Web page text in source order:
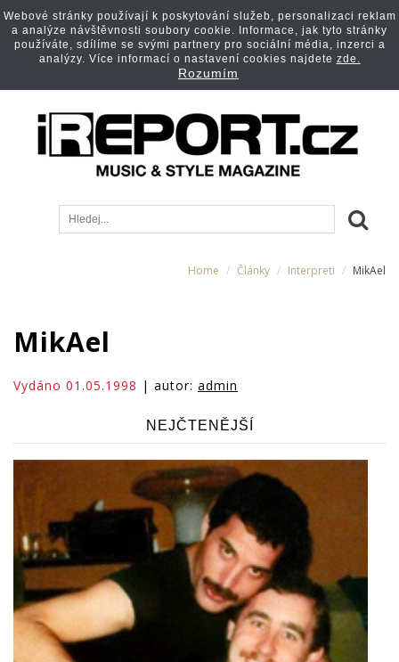
Home Články Interpreti MikAel
MikAel
Vydáno 01.05.1998 | autor: admin
NEJČTENĚJŠÍ
Webové stránky používají k poskytování služeb, personalizaci reklam
a analýze návštěvnosti soubory cookie. Informace, jak tyto stránky
používáte, sdílíme se svými partnery pro sociální média, inzerci a
analýzy. Více informací o nastavení cookies najdete zde.
Rozumím